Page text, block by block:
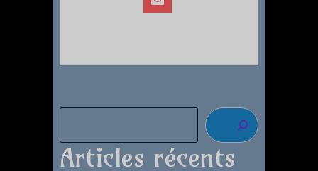
Articles récents